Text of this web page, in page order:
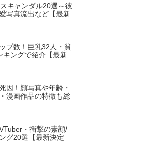
キャンダル20選～彼
写真流出など【最新
プ数！巨乳32人・貧
キングで紹介【最新
因！顔写真や年齢・
漫画作品の特徴も総
・衝撃の素顔/
グ20選【最新決定